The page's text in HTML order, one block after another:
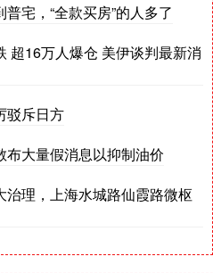
宅，“全款买房”的人多了
超16万人爆仓 美伊谈判最新消
驳斥日方
大量假消息以抑制油价
治理，上海水城路仙霞路微枢